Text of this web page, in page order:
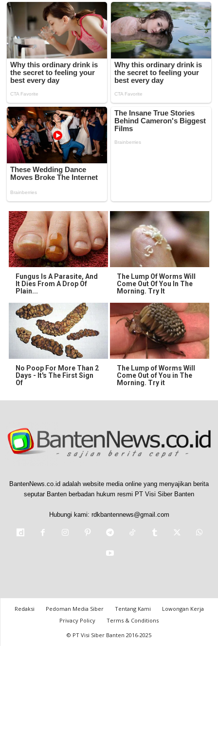
Fungus Is A Parasite, And
It Dies From A Drop Of
Plain...
The Lump Of Worms Will
Come Out Of You In The
Morning. Try It
No Poop For More Than 2
Days - It's The First Sign
Of
The Lump of Worms Will
Come Out of You in The
Morning. Try it
BantenNews.co.id adalah website media online yang menyajikan berita
seputar Banten berbadan hukum resmi PT Visi Siber Banten
Hubungi kami: rdkbantennews@gmail.com
Redaksi Pedoman Media Siber Tentang Kami
Lowongan Kerja
Privacy Policy
Terms & Conditions
© PT Visi Siber Banten 2016-2025